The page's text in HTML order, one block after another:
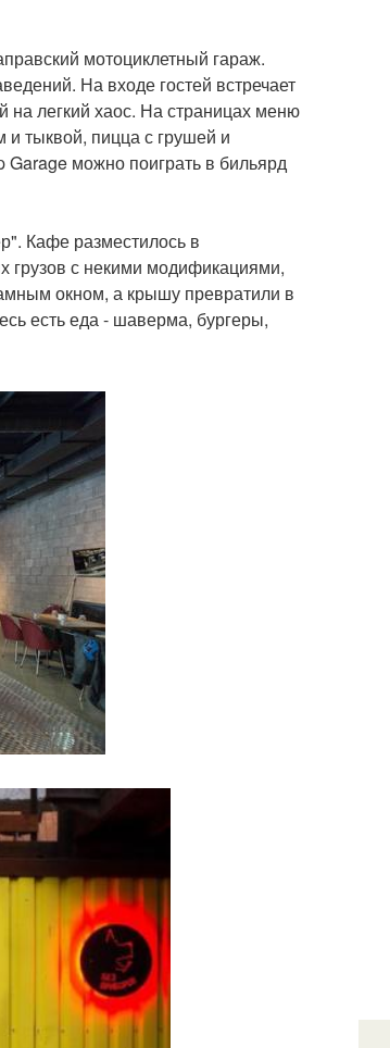
мотоциклетный гараж.
На входе гостей встречает
на легкий хаос. На страницах меню
и тыквой, пицца с грушей и
Garage можно поиграть в бильярд
Кафе разместилось в
грузов с некими модификациями,
окном, а крышу превратили в
есть еда - шаверма, бургеры,